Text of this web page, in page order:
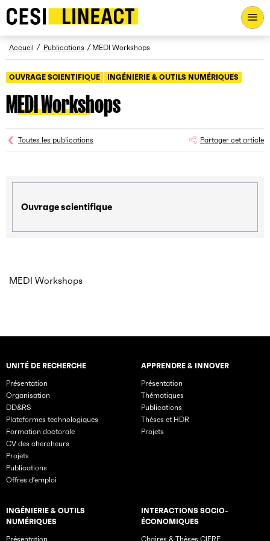
CESI LINEACT - Laboratoire de recherche et d'innovation -
Fil d’Ariane
Accueil Publications MEDI Workshops
OUVRAGE SCIENTIFIQUE INGÉNIERIE & OUTILS NUMÉRIQUES
MEDI Workshops
Toutes les publications Partager cet article
Ouvrage scientifique
MEDI Workshops
Rubriques principales du site
UNITÉ DE RECHERCHE
Présentation
Organisation
DD&RS
Plateformes technologiques
Formation doctorale
CV des chercheurs
Projets
Publications
Offres d’emploi
APPRENDRE & INNOVER
Présentation
Thématiques
Publications
Thèses et HDR
Projets
INGÉNIERIE & OUTILS
NUMÉRIQUES
Présentation
INTERACTIONS SOCIO-
ÉCONOMIQUES
Chaires & Thèses CIFRE